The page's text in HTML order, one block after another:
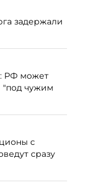
задержали
РФ может
"под чужим
с
сразу